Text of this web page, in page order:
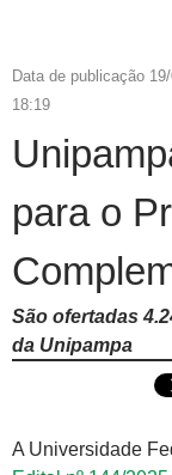
Data de publicação
18:19
para o
São ofertadas
da Unipampa
A Universidade